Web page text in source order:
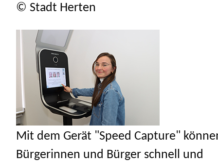
© Stadt Herten
Mit dem Gerät "Speed Capture"
Bürgerinnen und Bürger schnell und